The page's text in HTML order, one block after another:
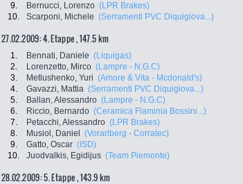
9.
Bernucci, Lorenzo (LPR Brakes)
10.
Scarponi, Michele (Serramenti PVC Diquigiova...)
27.02.2009: 4. Etappe , 147.5 km
1. Bennati, Daniele (Liquigas)
2.
Lorenzetto, Mirco (Lampre - N.G.C)
3.
Metlushenko, Yuri (Amore & Vita - Mcdonald's)
4.
Gavazzi, Mattia (Serramenti PVC Diquigiova...)
5.
Ballan, Alessandro (Lampre - N.G.C)
6.
Riccio, Bernardo (Ceramica Flaminia Bossini...)
7.
Petacchi, Alessandro (LPR Brakes)
8.
Musiol, Daniel (Vorarlberg - Corratec)
9.
Gatto, Oscar (ISD)
10.
Juodvalkis, Egidijus (Team Piemonte)
28.02.2009: 5. Etappe , 143.9 km